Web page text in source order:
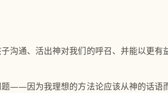
沟通、活出神对我们的呼召、并能以更有
——因为我理想的方法论应该从神的话语